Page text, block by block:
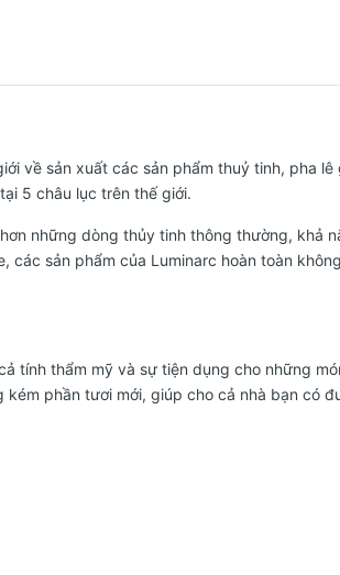
về sản xuất các sản phẩm thuỷ tinh, pha
5 châu lục trên thế giới.
những dòng thủy tinh thông thường, khả
sản phẩm của Luminarc hoàn toàn
tính thẩm mỹ và sự tiện dụng cho những
phần tươi mới, giúp cho cả nhà bạn có